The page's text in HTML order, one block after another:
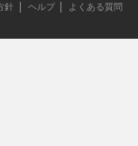
針 ヘルプ
よくある質問